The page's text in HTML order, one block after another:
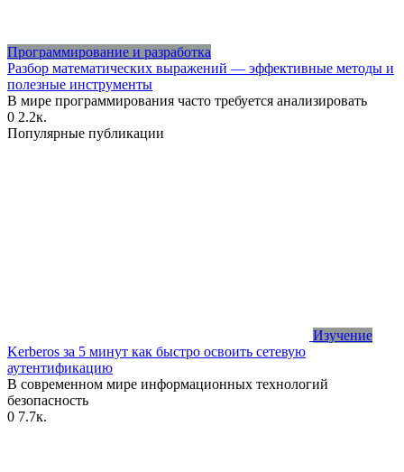
Программирование и разработка
Разбор математических выражений — эффективные методы и
полезные инструменты
В мире программирования часто требуется анализировать
0 2.2к.
Популярные публикации
Изучение
Kerberos за 5 минут как быстро освоить сетевую
аутентификацию
В современном мире информационных технологий
безопасность
0 7.7к.